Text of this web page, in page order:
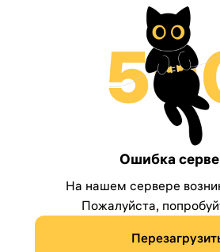
Ошибка
На нашем сервере
Пожалуйста,